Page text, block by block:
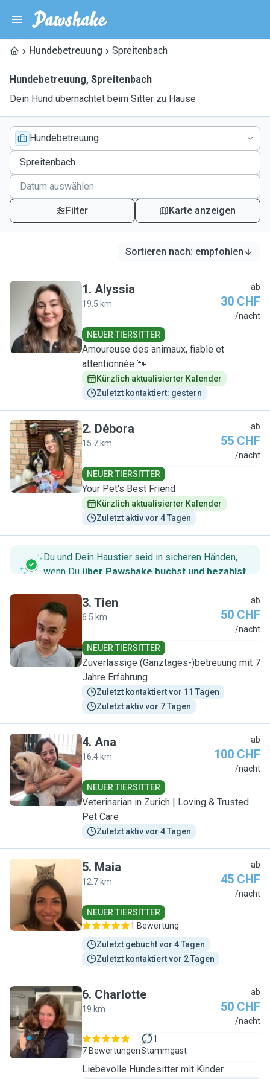
Hundebetreuung Spreitenbach
Hundebetreuung, Spreitenbach
Dein Hund übernachtet beim Sitter zu Hause
Hundebetreuung
Filter Karte anzeigen
Sortieren nach: empfohlen
A
1. Alyssia
19.5 km
ab
30 CHF
/nacht
NEUER TIERSITTER
Amoureuse des animaux, fiable et
attentionnée 🐾
Kürzlich aktualisierter Kalender
Zuletzt kontaktiert: gestern
D
2. Débora
15.7 km
ab
55 CHF
/nacht
NEUER TIERSITTER
Your Pet's Best Friend
Kürzlich aktualisierter Kalender
Zuletzt aktiv vor 4 Tagen
Du und Dein Haustier seid in sicheren Händen,
wenn Du über Pawshake buchst und bezahlst.
T
3. Tien
6.5 km
ab
50 CHF
/nacht
NEUER TIERSITTER
Zuverlässige (Ganztages-)betreuung mit 7
Jahre Erfahrung
Zuletzt kontaktiert vor 11 Tagen
Zuletzt aktiv vor 7 Tagen
A
4. Ana
16.4 km
ab
100 CHF
/nacht
NEUER TIERSITTER
Veterinarian in Zurich | Loving & Trusted
Pet Care
Zuletzt aktiv vor 4 Tagen
M
5. Maia
12.7 km
ab
45 CHF
/nacht
NEUER TIERSITTER
1 Bewertung
Zuletzt gebucht vor 4 Tagen
Zuletzt kontaktiert vor 2 Tagen
C
6. Charlotte
19 km
ab
50 CHF
/nacht
7 Bewertungen
1
Stammgast
Liebevolle Hundesitter mit Kinder